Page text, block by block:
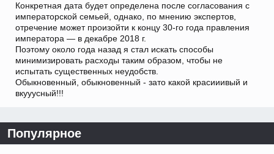
Конкретная дата будет определена после согласования с
императорской семьей, однако, по мнению экспертов,
отречение может произойти к концу 30-го года правления
императора — в декабре 2018 г.
Поэтому около года назад я стал искать способы
минимизировать расходы таким образом, чтобы не
испытать существенных неудобств.
Обыкновенный, обыкновенный - зато какой красииивый и
вкууусный!!!
Популярное